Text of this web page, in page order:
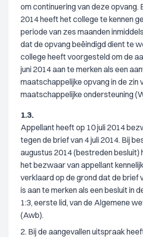
om continuering van deze opvang.
2014 heeft het college te kennen
periode van zes maanden
dat de opvang beëindigd dient te
college heeft voorgesteld om de
juni 2014 aan te merken als een
maatschappelijke opvang in de zin
maatschappelijke ondersteuning
1.3.
Appellant heeft op 10 juli 2014
tegen de brief van 4 juli 2014. Bij
augustus 2014 (bestreden besluit)
het bezwaar van appellant
verklaard op de grond dat de brief
is aan te merken als een besluit in
1:3, eerste lid, van de Algemene
(Awb).
2. Bij de aangevallen uitspraak